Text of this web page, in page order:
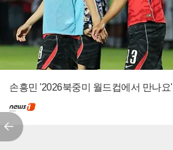
손흥민 '2026북중미 월드컵에서 만나요'